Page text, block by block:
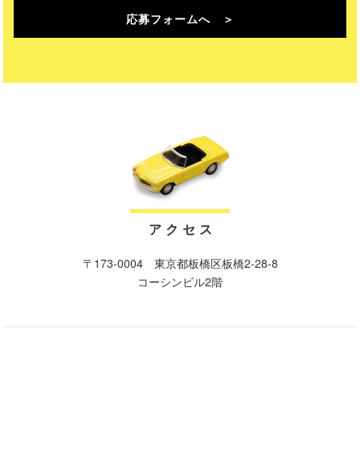
応募フォームへ ＞
ア ク セ ス
〒173-0004 東京都板橋区板橋2-28-8
コーシンビル2階